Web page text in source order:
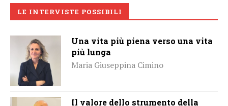
LE INTERVISTE POSSIBILI
Una vita più piena verso una vita
più lunga
Maria Giuseppina Cimino
Il valore dello strumento della